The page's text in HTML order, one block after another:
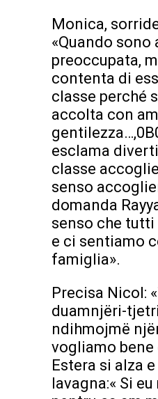
Monica,
«Quando sono
preoccupata,
contenta di
classe perché
accolta con
esclama
classe
senso
domanda
senso che
e ci sentiamo
famiglia».
Precisa Nicol:
duamnjëri-
ndihmojmë
vogliamo bene
Estera si alza
lavagna:« Si